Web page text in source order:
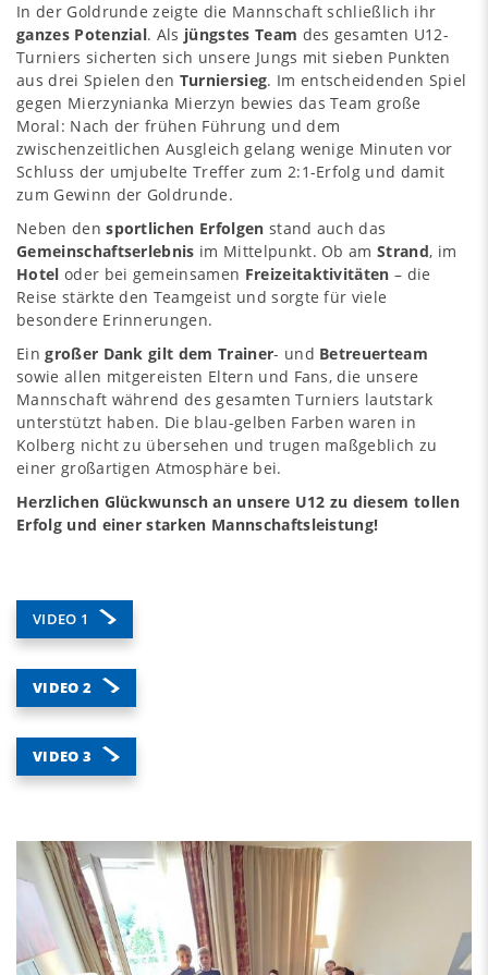
In der Goldrunde zeigte die Mannschaft schließlich ihr
ganzes Potenzial. Als jüngstes Team des gesamten U12-
Turniers sicherten sich unsere Jungs mit sieben Punkten
aus drei Spielen den Turniersieg. Im entscheidenden Spiel
gegen Mierzynianka Mierzyn bewies das Team große
Moral: Nach der frühen Führung und dem
zwischenzeitlichen Ausgleich gelang wenige Minuten vor
Schluss der umjubelte Treffer zum 2:1-Erfolg und damit
zum Gewinn der Goldrunde.
Neben densportlichen Erfolgen stand auch das
Gemeinschaftserlebnis im Mittelpunkt. Ob amStrand, im
Hotel oder bei gemeinsamen Freizeitaktivitäten– die
Reise stärkte den Teamgeist und sorgte für viele
besondere Erinnerungen.
Eingroßer Dank gilt dem Trainer- und Betreuerteam
sowie allen mitgereisten Eltern und Fans, die unsere
Mannschaft während des gesamten Turniers lautstark
unterstützt haben. Die blau-gelben Farben waren in
Kolberg nicht zu übersehen und trugen maßgeblich zu
einer großartigen Atmosphäre bei.
Herzlichen Glückwunsch an unsere U12 zu diesem tollen
Erfolg und einer starken Mannschaftsleistung!
VIDEO 1
VIDEO 2
VIDEO 3